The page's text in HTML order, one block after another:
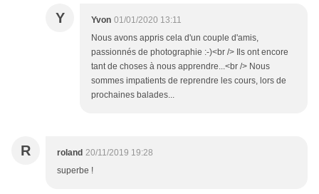
Y Yvon 01/01/2020 13:11
Nous avons appris cela d'un couple d'amis,
passionnés de photographie :-)<br /> Ils ont encore
tant de choses à nous apprendre...<br /> Nous
sommes impatients de reprendre les cours, lors de
prochaines balades...
R roland 20/11/2019 19:28
superbe !